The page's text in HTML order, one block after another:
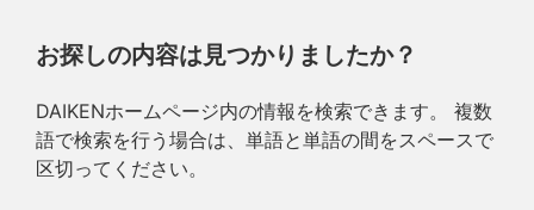
お探しの内容は見つかりましたか？
DAIKENホームページ内の情報を検索できます。 複数
語で検索を行う場合は、単語と単語の間をスペースで
区切ってください。